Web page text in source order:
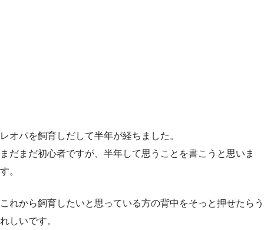
レオパを飼育しだして半年が経ちました。
まだまだ初心者ですが、半年して思うことを書こうと思いま
す。
これから飼育したいと思っている方の背中をそっと押せたらう
れしいです。